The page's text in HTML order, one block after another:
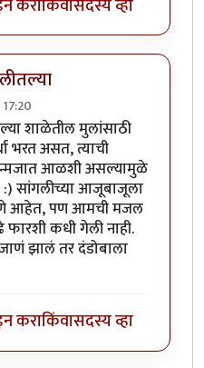
शाळेतील मुलांसाठी
भरत असत, त्याची
आळशी असल्यामुळे
:) सांगलीच्या आजूबाजूला
आहेत, पण आमची मजल
फारशी कधी गेली नाही.
झालं तर दंडोबाला
कराकिंवासदस्य व्हा